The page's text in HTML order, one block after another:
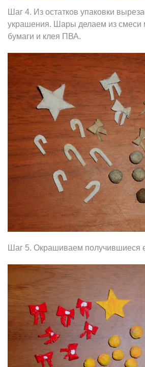
Шаг 4. Из остатков упаковки
украшения. Шары делаем из смеси
бумаги и клея ПВА.
Шаг 5. Окрашиваем получившиеся